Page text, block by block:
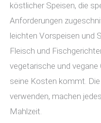
köstlicher Speisen, die
Anforderungen
leichten Vorspeisen und
Fleisch und
vegetarische und
seine Kosten kommt.
verwenden, machen
Mahlzeit.